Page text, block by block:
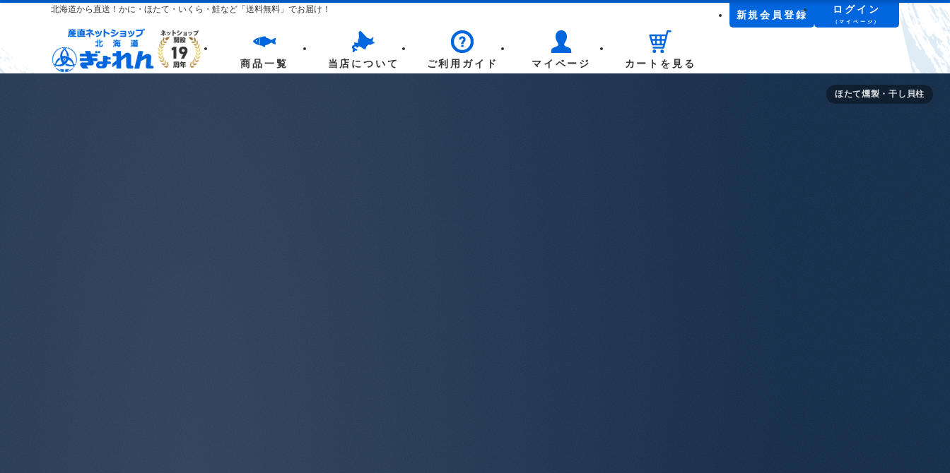
北海道から直送！かに・ほたて・いくら・鮭など 「送料無料」でお届け！ 新規会員登録 ログイン
（マイページ）
商品一覧 当店について ご利用ガイド マイページ カートを見る
ほたて料理